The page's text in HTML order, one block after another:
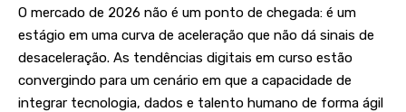
O mercado de 2026 não é um ponto de chegada: é um
estágio em uma curva de aceleração que não dá sinais de
desaceleração. As tendências digitais em curso estão
convergindo para um cenário em que a capacidade de
integrar tecnologia, dados e talento humano de forma ágil